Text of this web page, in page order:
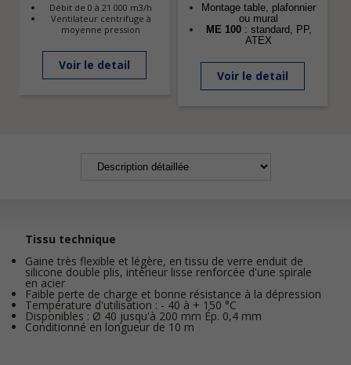
Débit de 0 à 21 000 m3/h
Ventilateur centrifuge à
moyenne pression
Voir le detail
Montage table, plafonnier
ou mural
ME 100 : standard, PP,
ATEX
Voir le detail
Tissu technique
Gaine très flexible et légère, en tissu de verre enduit de
silicone double plis, intérieur lisse renforcée d'une spirale
en acier
Faible perte de charge et bonne résistance à la dépression
Température d'utilisation : - 40 à + 150 °C
Disponibles : Ø 40 jusqu'à 200 mm Ép. 0,4 mm
Conditionné en longueur de 10 m